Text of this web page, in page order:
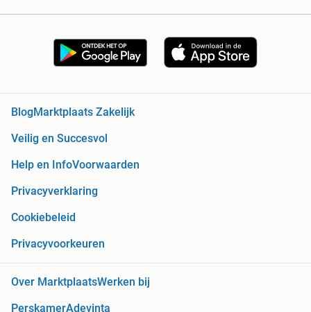
BlogMarktplaats Zakelijk
Veilig en Succesvol
Help en InfoVoorwaarden
Privacyverklaring
Cookiebeleid
Privacyvoorkeuren
Over MarktplaatsWerken bij
PerskamerAdevinta